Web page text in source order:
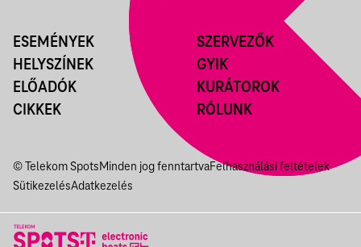
ESEMÉNYEK
HELYSZÍNEK
ELŐADÓK
CIKKEK
SZERVEZŐK
GYIK
KURÁTOROK
RÓLUNK
© Telekom SpotsMinden jog fenntartvaFelhasználási feltételek
SütikezelésAdatkezelés